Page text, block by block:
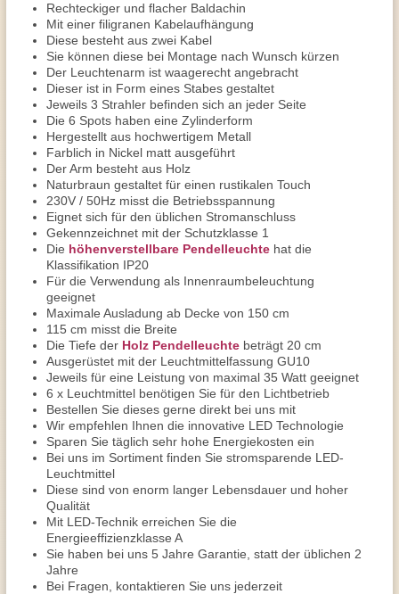
Rechteckiger und flacher Baldachin
Mit einer filigranen Kabelaufhängung
Diese besteht aus zwei Kabel
Sie können diese bei Montage nach Wunsch kürzen
Der Leuchtenarm ist waagerecht angebracht
Dieser ist in Form eines Stabes gestaltet
Jeweils 3 Strahler befinden sich an jeder Seite
Die 6 Spots haben eine Zylinderform
Hergestellt aus hochwertigem Metall
Farblich in Nickel matt ausgeführt
Der Arm besteht aus Holz
Naturbraun gestaltet für einen rustikalen Touch
230V / 50Hz misst die Betriebsspannung
Eignet sich für den üblichen Stromanschluss
Gekennzeichnet mit der Schutzklasse 1
Die höhenverstellbare Pendelleuchte hat die
Klassifikation IP20
Für die Verwendung als Innenraumbeleuchtung
geeignet
Maximale Ausladung ab Decke von 150 cm
115 cm misst die Breite
Die Tiefe der Holz Pendelleuchte beträgt 20 cm
Ausgerüstet mit der Leuchtmittelfassung GU10
Jeweils für eine Leistung von maximal 35 Watt geeignet
6 x Leuchtmittel benötigen Sie für den Lichtbetrieb
Bestellen Sie dieses gerne direkt bei uns mit
Wir empfehlen Ihnen die innovative LED Technologie
Sparen Sie täglich sehr hohe Energiekosten ein
Bei uns im Sortiment finden Sie stromsparende LED-
Leuchtmittel
Diese sind von enorm langer Lebensdauer und hoher
Qualität
Mit LED-Technik erreichen Sie die
Energieeffizienzklasse A
Sie haben bei uns 5 Jahre Garantie, statt der üblichen 2
Jahre
Bei Fragen, kontaktieren Sie uns jederzeit